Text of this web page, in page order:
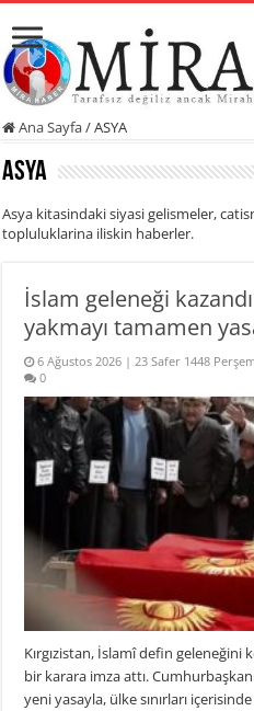
Ana Sayfa/ASYA
ASYA
Asya kitasindaki siyasi gelismeler,
topluluklarina iliskin haberler.
İslam geleneği
yakmayı tamamen
6 Ağustos 2026 | 23 Safer 1448
0
Kırgızistan, İslamî defin
bir karara imza attı.
yeni yasayla, ülke sınırları